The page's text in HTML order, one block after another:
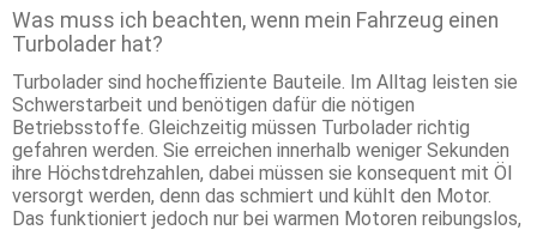
Was muss ich beachten, wenn mein Fahrzeug einen
Turbolader hat?
Turbolader sind hocheffiziente Bauteile. Im Alltag leisten sie
Schwerstarbeit und benötigen dafür die nötigen
Betriebsstoffe. Gleichzeitig müssen Turbolader richtig
gefahren werden. Sie erreichen innerhalb weniger Sekunden
ihre Höchstdrehzahlen, dabei müssen sie konsequent mit Öl
versorgt werden, denn das schmiert und kühlt den Motor.
Das funktioniert jedoch nur bei warmen Motoren reibungslos,